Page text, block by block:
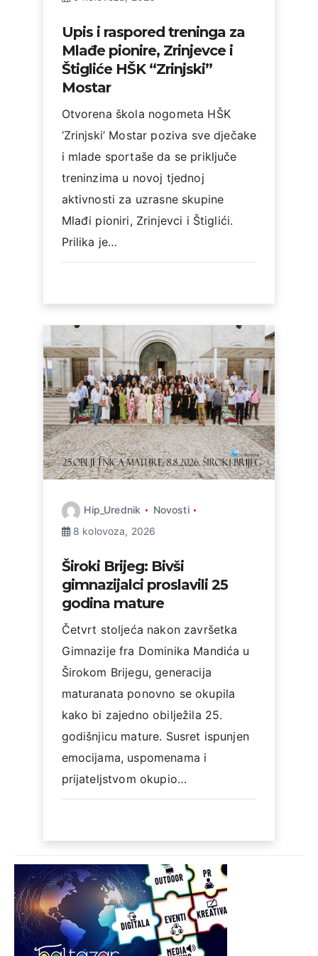
​Upis i raspored treninga za
Mlađe pionire, Zrinjevce i
Štigliće HŠK “Zrinjski”
Mostar
​Otvorena škola nogometa HŠK
‘Zrinjski’ Mostar poziva sve dječake
i mlade sportaše da se priključe
treninzima u novoj tjednoj
aktivnosti za uzrasne skupine
Mlađi pioniri, Zrinjevci i Štiglići. ​
Prilika je…
Hip_Urednik
Novosti
8 kolovoza, 2026
Široki Brijeg: Bivši
gimnazijalci proslavili 25
godina mature
Četvrt stoljeća nakon završetka
Gimnazije fra Dominika Mandića u
Širokom Brijegu, generacija
maturanata ponovno se okupila
kako bi zajedno obilježila 25.
godišnjicu mature. Susret ispunjen
emocijama, uspomenama i
prijateljstvom okupio…